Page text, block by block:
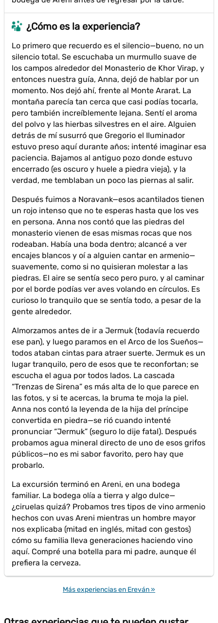
¿Cómo es la experiencia?
Lo primero que recuerdo es el silencio—bueno, no un
silencio total. Se escuchaba un murmullo suave de
los campos alrededor del Monasterio de Khor Virap, y
entonces nuestra guía, Anna, dejó de hablar por un
momento. Nos dejó ahí, frente al Monte Ararat. La
montaña parecía tan cerca que casi podías tocarla,
pero también increíblemente lejana. Sentí el aroma
del polvo y las hierbas silvestres en el aire. Alguien
detrás de mí susurró que Gregorio el Iluminador
estuvo preso aquí durante años; intenté imaginar esa
paciencia. Bajamos al antiguo pozo donde estuvo
encerrado (es oscuro y huele a piedra vieja), y la
verdad, me temblaban un poco las piernas al salir.
Después fuimos a Noravank—esos acantilados tienen
un rojo intenso que no te esperas hasta que los ves
en persona. Anna nos contó que las piedras del
monasterio vienen de esas mismas rocas que nos
rodeaban. Había una boda dentro; alcancé a ver
encajes blancos y oí a alguien cantar en armenio—
suavemente, como si no quisieran molestar a las
piedras. El aire se sentía seco pero puro, y al caminar
por el borde podías ver aves volando en círculos. Es
curioso lo tranquilo que se sentía todo, a pesar de la
gente alrededor.
Almorzamos antes de ir a Jermuk (todavía recuerdo
ese pan), y luego paramos en el Arco de los Sueños—
todos ataban cintas para atraer suerte. Jermuk es un
lugar tranquilo, pero de esos que te reconfortan; se
escucha el agua por todos lados. La cascada
“Trenzas de Sirena” es más alta de lo que parece en
las fotos, y si te acercas, la bruma te moja la piel.
Anna nos contó la leyenda de la hija del príncipe
convertida en piedra—se rió cuando intenté
pronunciar “Jermuk” (seguro lo dije fatal). Después
probamos agua mineral directo de uno de esos grifos
públicos—no es mi sabor favorito, pero hay que
probarlo.
La excursión terminó en Areni, en una bodega
familiar. La bodega olía a tierra y algo dulce—
¿ciruelas quizá? Probamos tres tipos de vino armenio
hechos con uvas Areni mientras un hombre mayor
nos explicaba (mitad en inglés, mitad con gestos)
cómo su familia lleva generaciones haciendo vino
aquí. Compré una botella para mi padre, aunque él
prefiera la cerveza.
Más experiencias en Ereván »